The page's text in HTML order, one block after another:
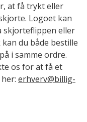
at få trykt eller
Logoet kan
skjorteflippen eller
du både bestille
i samme ordre.
os for at få et
erhverv@billig-